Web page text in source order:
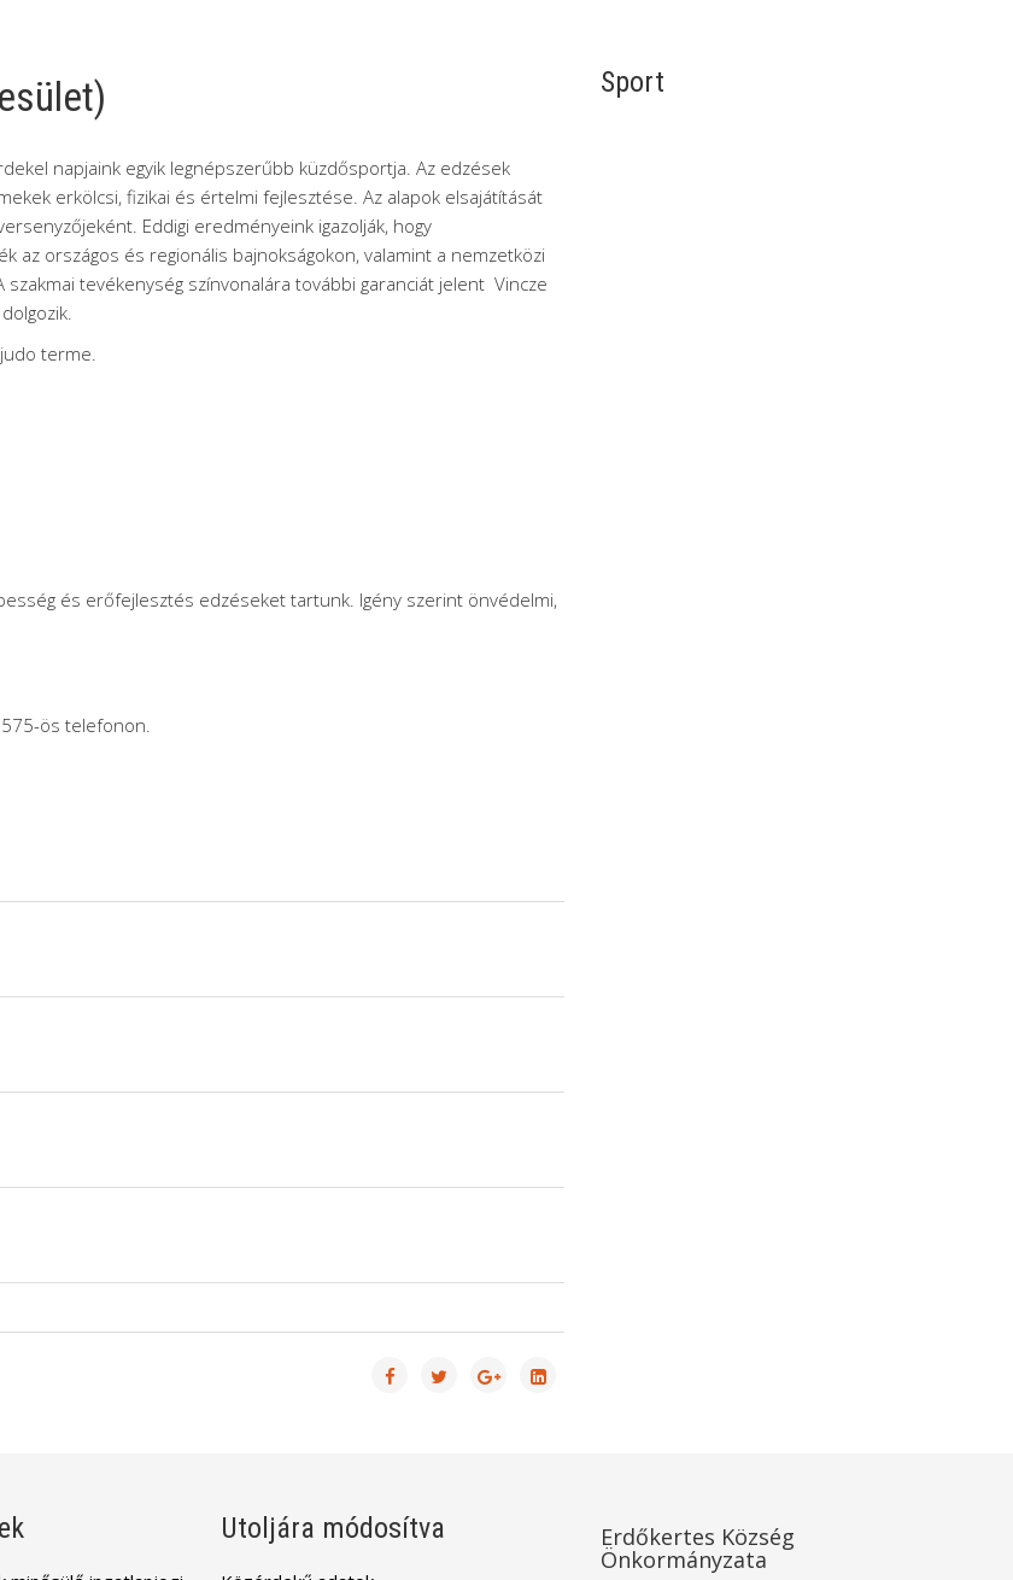
napjaink egyik legnépszerűbb küzdősportja. Az edzések
erkölcsi, fizikai és értelmi fejlesztése. Az alapok elsajátítását
Eddigi eredményeink igazolják, hogy
az országos és regionális bajnokságokon, valamint a nemzetközi
tevékenység színvonalára további garanciát jelent Vincze
terme.
és erőfejlesztés edzéseket tartunk. Igény szerint önvédelmi,
ös telefonon.
Sport
Utoljára módosítva Erdőkertes Község
Önkormányzata